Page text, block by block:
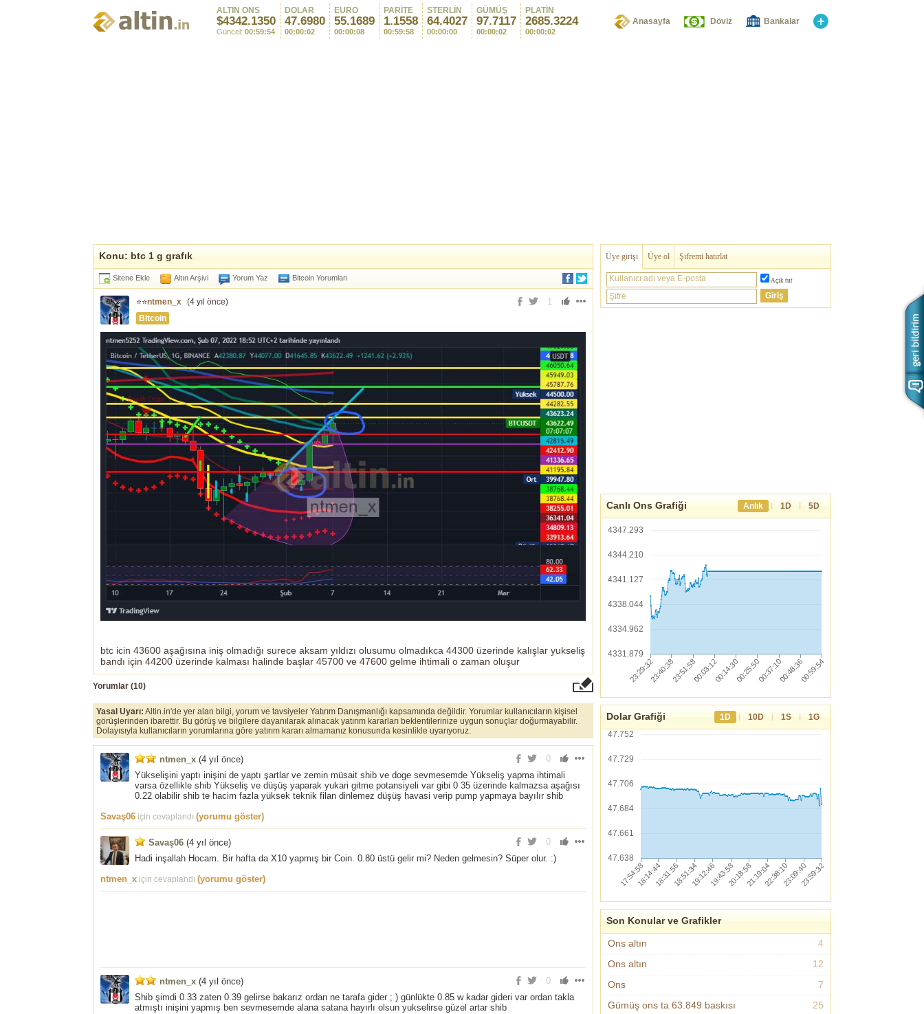
ALTIN ONS
$4342.1350
Güncel: 00:59:54
DOLAR
47.6980
00:00:02
EURO
55.1689
00:00:08
PARİTE
1.1558
00:59:58
STERLİN
64.4027
00:00:00
GÜMÜŞ
97.7117
00:00:02
PLATİN
2685.3224
00:00:02
Anasayfa Döviz Bankalar
Konu: btc 1 g grafık
Sitene Ekle Altın Arşivi Yorum Yaz Bitcoin Yorumları
⭐⭐ntmen_x (4 yıl önce)
Bitcoin
1
btc icin 43600 aşağısına iniş olmadığı surece aksam yıldızı olusumu olmadıkca 44300 üzerinde kalışlar yukseliş
bandı için 44200 üzerinde kalması halinde başlar 45700 ve 47600 gelme ihtimali o zaman oluşur
Yorumlar (10)
Yasal Uyarı: Altin.in'de yer alan bilgi, yorum ve tavsiyeler Yatırım Danışmanlığı kapsamında değildir. Yorumlar kullanıcıların kişisel
görüşlerinden ibarettir. Bu görüş ve bilgilere dayanılarak alınacak yatırım kararları beklentilerinize uygun sonuçlar doğurmayabilir.
Dolayısıyla kullanıcıların yorumlarına göre yatırım kararı almamanız konusunda kesinlikle uyarıyoruz.
0
ntmen_x (4 yıl önce)
Yükselişini yaptı inişini de yaptı şartlar ve zemin müsait shib ve doge sevmesemde Yükseliş yapma ihtimali
varsa özellikle shib Yükseliş ve düşüş yaparak yukari gitme potansiyeli var gibi 0 35 üzerinde kalmazsa aşağısı
0.22 olabilir shib te hacim fazla yüksek teknik filan dinlemez düşüş havasi verip pump yapmaya bayılır shib
Savaş06 için cevaplandı (yorumu göster)
0
Savaş06 (4 yıl önce)
Hadi inşallah Hocam. Bir hafta da X10 yapmış bir Coin. 0.80 üstü gelir mi? Neden gelmesin? Süper olur. :)
ntmen_x için cevaplandı (yorumu göster)
0
ntmen_x (4 yıl önce)
Shib şimdi 0.33 zaten 0.39 gelirse bakarız ordan ne tarafa gider ; ) günlükte 0.85 w kadar gideri var ordan takla
atmıştı inişini yapmış ben sevmesemde alana satana hayırlı olsun yukselirse güzel artar shib
Üye girişi Üye ol Şifremi hatırlat
Kullanıcı adı veya E-posta Açık tut
Şifre
Canlı Ons Grafiği Anlık | 1D | 5D
4347.293
4344.210
4341.127
4338.044
4334.962
4331.879
Dolar Grafiği 1D | 10D | 1S |
1G
47.752
47.729
47.706
47.684
47.661
47.638
Son Konular ve Grafikler
Ons altın
4
Ons altın
12
Ons
7
Gümüş ons ta 63.849 baskısı
25